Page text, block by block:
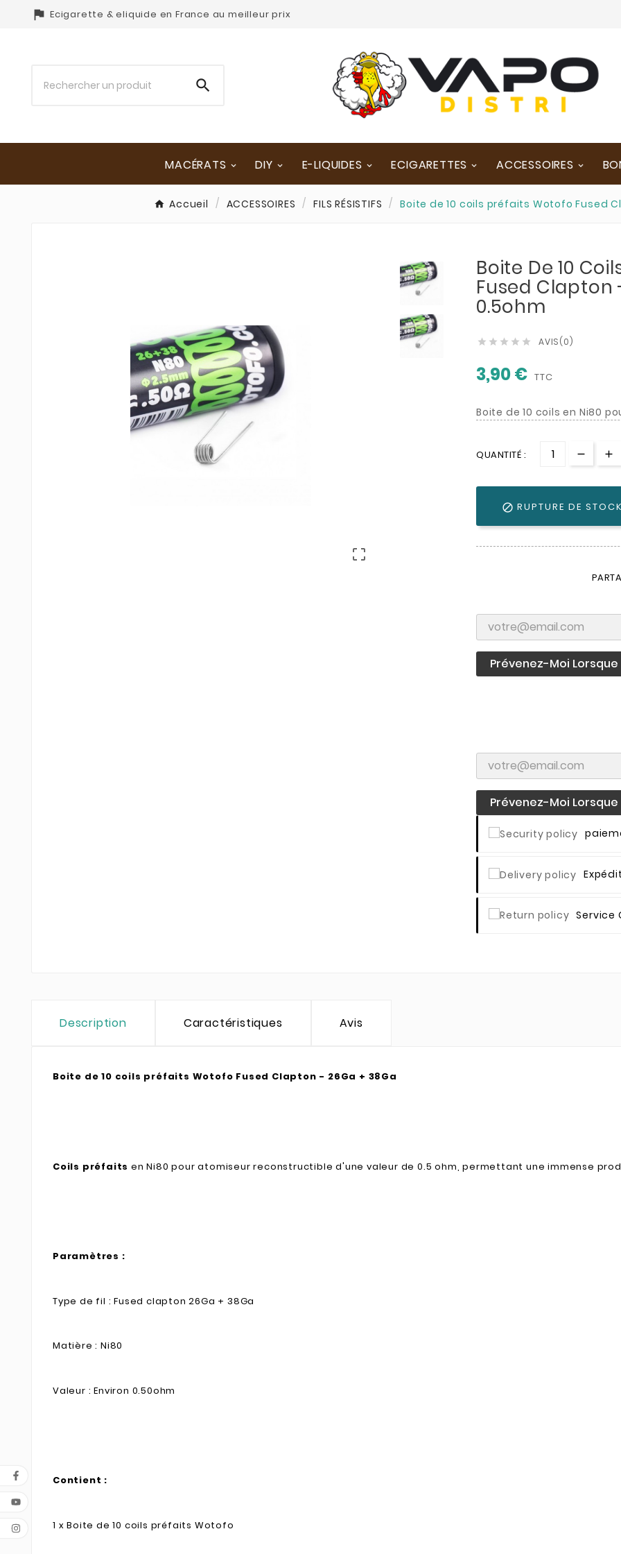
 Ecigarette & eliquide en France au meilleur prix

MACÉRATS DIY E-LIQUIDES ECIGARETTES ACCESSOIRES
Accueil ACCESSOIRES FILS RÉSISTIFS Boite de 10 coils préfaits Wotofo Fused

Boite De 10
Fused Clapton
0.5ohm
     AVIS(0)
3,90 € TTC
Boite de 10 coils en Ni80
QUANTITÉ :
 RUPTURE DE
Prévenez-Moi
Prévenez-Moi
Service
Description Caractéristiques Avis
Boite de 10 coils préfaits Wotofo Fused Clapton - 26Ga + 38Ga
Coils préfaits en Ni80 pour atomiseur reconstructible d'une valeur de 0.5 ohm, permettant une immense
Paramètres :
Type de fil : Fused clapton 26Ga + 38Ga
Matière : Ni80
Valeur : Environ 0.50ohm
Contient :
1 x Boite de 10 coils préfaits Wotofo